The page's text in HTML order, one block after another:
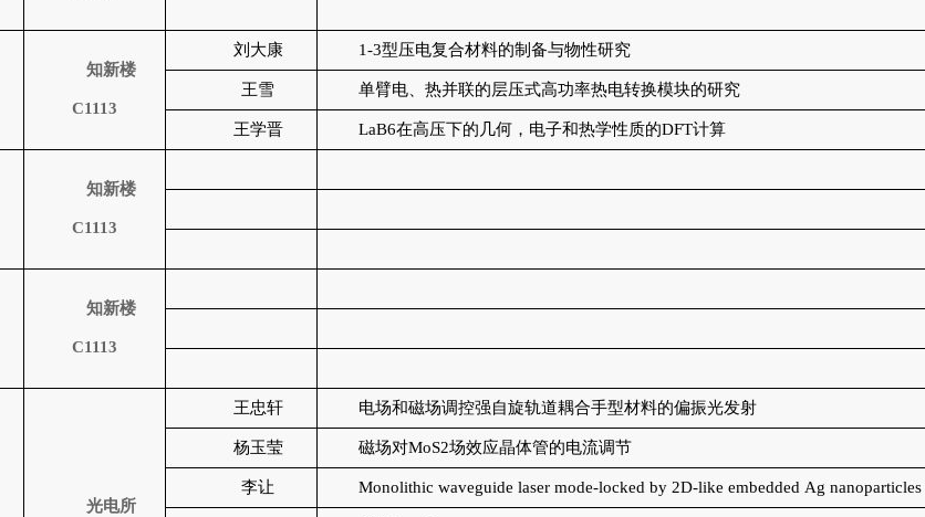
知新楼
C1113
刘大康 1-3型压电复合材料的制备与物性研究
王雪 单臂电、热并联的层压式高功率热电转换模块的研究
王学晋 LaB6在高压下的几何，电子和热学性质的DFT计算
知新楼
C1113
知新楼
C1113
光电所
王忠轩 电场和磁场调控强自旋轨道耦合手型材料的偏振光发射
杨玉莹 磁场对MoS2场效应晶体管的电流调节
李让 Monolithic waveguide laser mode-locked by 2D-like embedded Ag nanoparticles